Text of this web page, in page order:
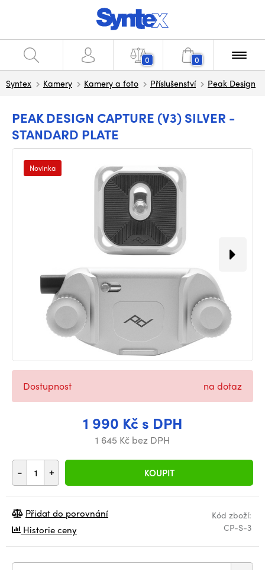
0 0
Syntex Kamery Kamery a foto Příslušenství Peak Design
PEAK DESIGN CAPTURE (V3) SILVER -
STANDARD PLATE
Novinka
1 990 Kč s DPH
1 645 Kč bez DPH
- + KOUPIT
Dostupnost na dotaz
Kód zboží:
CP-S-3
Přidat do porovnání
Historie ceny